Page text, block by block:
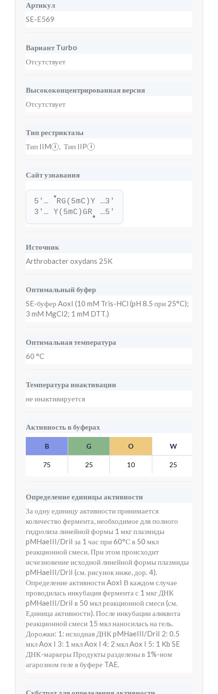
Артикул
SE-E569
Вариант Turbo
Отсутствует
Высококонцентрированная версия
Отсутствует
Тип рестриктазы
Тип IIM
i , Тип IIP i
Сайт узнавания
5'…
▼
RG(5mC)Y …3'
3'… Y(5mC)GR▲ …5'
Источник
Arthrobacter oxydans 25K
Оптимальный буфер
SE-буфер AoxI (10 mM Tris-HCl (pH 8.5 при 25°C);
3 mM MgCl2; 1 mM DTT.)
Оптимальная температура
60 °C
Температура инактивации
не инактивируется
Активность в буферах
B G O W
75 25 10 25
Определение единицы активности
За одну единицу активности принимается
количество фермента, необходимое для полного
гидролиза линейной формы 1 мкг плазмиды
pMHaeIII/DriI за 1 час при 60°С в 50 мкл
реакционной смеси. При этом происходит
исчезновение исходной линейной формы плазмиды
pMHaeIII/DriI (см. рисунок ниже, дор. 4).
Определение активности AoxI В каждом случае
проводилась инкубация фермента с 1 мкг ДНК
pMHaeIII/DriI в 50 мкл реакционной смеси (см.
Единица активности). После инкубации аликвота
реакционной смеси 15 мкл наносилась на гель.
Дорожки: 1: исходная ДНК pMHaeIII/DriI 2: 0.5
мкл Aox I 3: 1 мкл Aox I 4: 2 мкл Aox I 5: 1 Kb SE
ДНК-маркеры Продукты разделены в 1%-ном
агарозном геле в буфере TAE.